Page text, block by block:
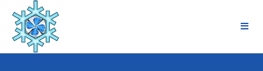
content